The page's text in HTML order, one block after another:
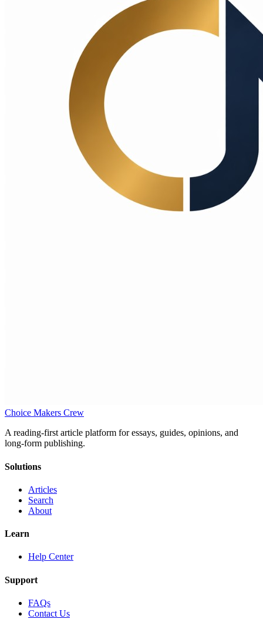
Choice Makers Crew
A reading-first article platform for essays, guides, opinions, and
long-form publishing.
Solutions
Articles
Search
About
Learn
Help Center
Support
FAQs
Contact Us